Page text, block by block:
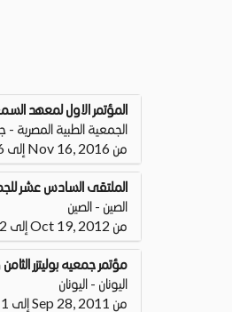
المؤتمر الاول لمعهد
الجمعية الطبية المصرية -
من Nov 16, 2016 إلى Nov 17, 2016
الملتقى السادس عشر
الصين - الصين
من Oct 19, 2012 إلى Oct 21, 2012
مؤتمر جمعيه بوليتزر
اليونان - اليونان
من Sep 28, 2011 إلى Oct 01, 2011